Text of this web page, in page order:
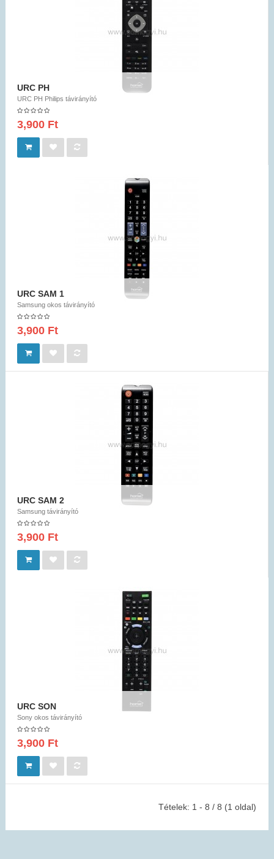
URC PH
URC PH Philips távirányító
3,900 Ft
URC SAM 1
Samsung okos távirányító
3,900 Ft
URC SAM 2
Samsung távirányító
3,900 Ft
URC SON
Sony okos távirányító
3,900 Ft
Tételek: 1 - 8 / 8 (1 oldal)